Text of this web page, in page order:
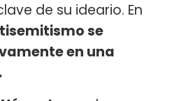
de su ideario. En
se
en una